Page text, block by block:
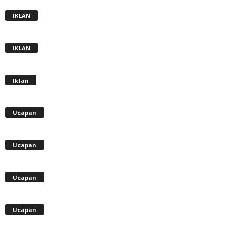
IKLAN
IKLAN
Iklan
Ucapan
Ucapan
Ucapan
Ucapan